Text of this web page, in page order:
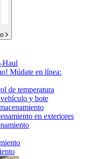
Haul
Múdate en línea:
de temperatura
y bote
en exteriores